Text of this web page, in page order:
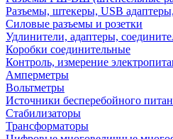
Разъемы, штекеры, USB
Силовые разъемы и розетки
Удлинители, адаптеры,
Коробки соединительные
Контроль, измерение
Амперметры
Вольтметры
Источники бесперебойного
Стабилизаторы
Трансформаторы